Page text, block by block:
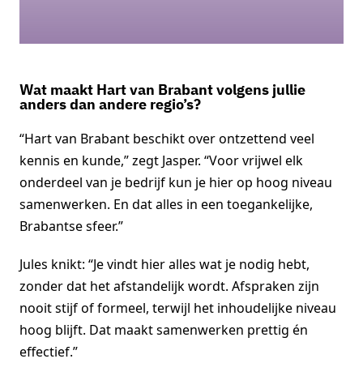
Wat maakt Hart van Brabant volgens jullie
anders dan andere regio’s?
“Hart van Brabant beschikt over ontzettend veel
kennis en kunde,” zegt Jasper. “Voor vrijwel elk
onderdeel van je bedrijf kun je hier op hoog niveau
samenwerken. En dat alles in een toegankelijke,
Brabantse sfeer.”
Jules knikt: “Je vindt hier alles wat je nodig hebt,
zonder dat het afstandelijk wordt. Afspraken zijn
nooit stijf of formeel, terwijl het inhoudelijke niveau
hoog blijft. Dat maakt samenwerken prettig én
effectief.”